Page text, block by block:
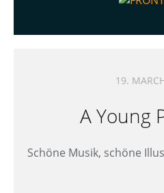
19.
A Young
Schöne Musik, schöne